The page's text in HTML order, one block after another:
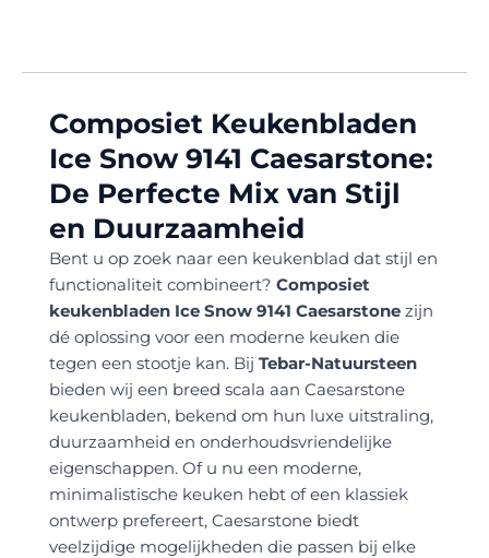
Composiet Keukenbladen
Ice Snow 9141 Caesarstone:
De Perfecte Mix van Stijl
en Duurzaamheid
Bent u op zoek naar een keukenblad dat stijl en
functionaliteit combineert? Composiet
keukenbladen Ice Snow 9141 Caesarstone zijn
dé oplossing voor een moderne keuken die
tegen een stootje kan. Bij Tebar-Natuursteen
bieden wij een breed scala aan Caesarstone
keukenbladen, bekend om hun luxe uitstraling,
duurzaamheid en onderhoudsvriendelijke
eigenschappen. Of u nu een moderne,
minimalistische keuken hebt of een klassiek
ontwerp prefereert, Caesarstone biedt
veelzijdige mogelijkheden die passen bij elke